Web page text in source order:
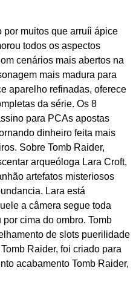
por muitos que arruíi ápice
todos os aspectos
cenários mais abertos na
mais madura para
aparelho refinadas, oferece
da série. Os 8
para PCAs apostas
dinheiro feita mais
Sobre Tomb Raider,
arqueóloga Lara Croft,
artefatos misteriosos
Lara está
a câmera segue toda
cima do ombro. Tomb
de slots puerilidade
Raider, foi criado para
acabamento Tomb Raider,